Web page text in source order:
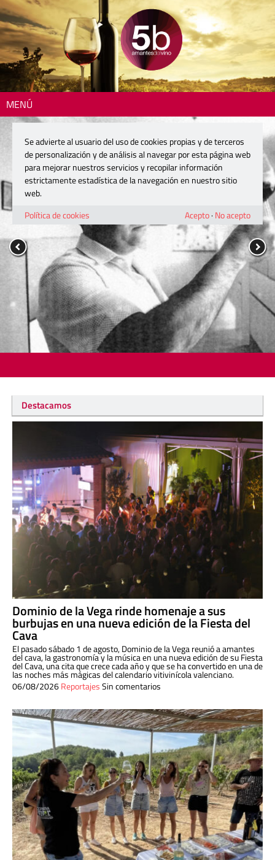
MENÚ
Destacamos
Dominio de la Vega rinde homenaje a sus
burbujas en una nueva edición de la Fiesta del
Cava
El pasado sábado 1 de agosto, Dominio de la Vega reunió a amantes
del cava, la gastronomía y la música en una nueva edición de su Fiesta
del Cava, una cita que crece cada año y que se ha convertido en una de
las noches más mágicas del calendario vitivinícola valenciano.
06/08/2026ReportajesSin comentarios
Se advierte al usuario del uso de cookies propias y de terceros
de personalización y de análisis al navegar por esta página web
para mejorar nuestros servicios y recopilar información
estrictamente estadística de la navegación en nuestro sitio
web.
Política de cookies
Acepto· No acepto